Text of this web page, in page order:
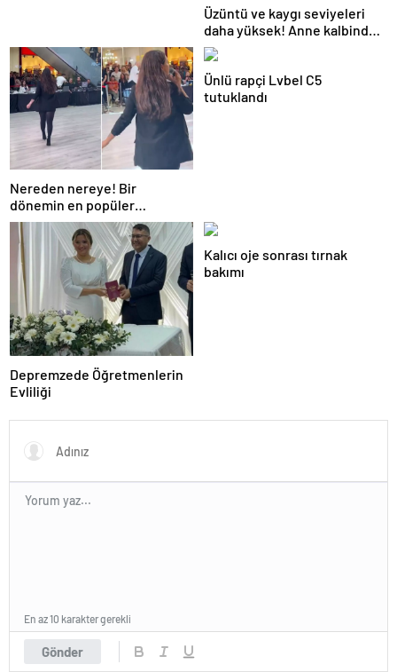
Üzüntü ve kaygı seviyeleri
daha yüksek! Anne kalbindeki
şaşırtan değişim
Nereden nereye! Bir
dönemin en popüler
isimlerindendi, AVM’lere
kadar düştü
Ünlü rapçi Lvbel C5
tutuklandı
Depremzede Öğretmenlerin
Evliliği
Kalıcı oje sonrası tırnak
bakımı
Gönder
En az 10 karakter gerekli